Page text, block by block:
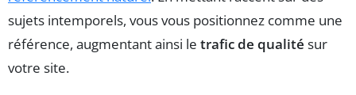
sujets intemporels, vous vous positionnez comme une
référence, augmentant ainsi le trafic de qualité sur
votre site.